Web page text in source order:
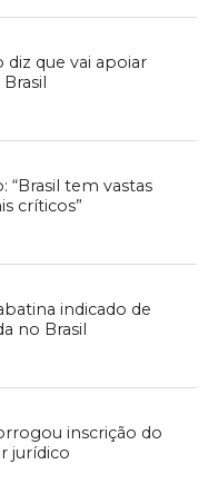
que vai apoiar
“Brasil tem vastas
críticos”
indicado de
no Brasil
inscrição do
jurídico